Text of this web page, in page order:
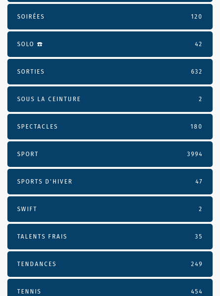
SOIRÉES 120
SOLO ☎️ 42
SORTIES 632
SOUS LA CEINTURE 2
SPECTACLES 180
SPORT 3994
SPORTS D'HIVER 47
SWIFT 2
TALENTS FRAIS 35
TENDANCES 249
TENNIS 454